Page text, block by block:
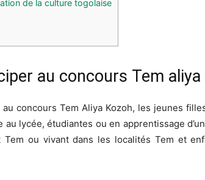
de la culture togolaise
au concours Tem aliya
concours Tem Aliya Kozoh, les jeunes
au lycée, étudiantes ou en apprentissage
Tem ou vivant dans les localités Tem et